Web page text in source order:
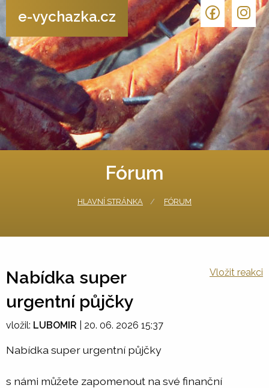
e-vychazka.cz
Fórum
HLAVNÍ STRÁNKA FÓRUM
Nabídka super
urgentní půjčky
Vložit reakci
vložil: LUBOMIR 20. 06. 2026 15:37
Nabídka super urgentní půjčky
s námi můžete zapomenout na své finanční